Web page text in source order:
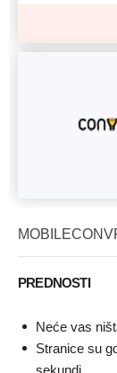
PREDNOSTI
Neće vas
Stranice su
sekundi